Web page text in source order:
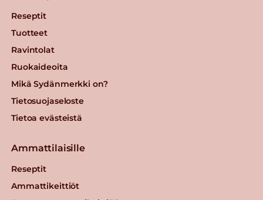
Reseptit
Tuotteet
Ravintolat
Ruokaideoita
Mikä Sydänmerkki on?
Tietosuojaseloste
Tietoa evästeistä
Ammattilaisille
Reseptit
Ammattikeittiöt